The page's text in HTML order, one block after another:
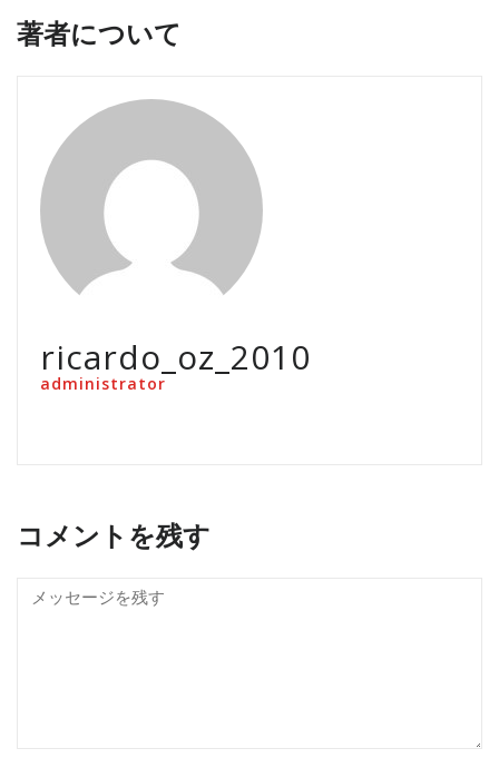
著者について
ricardo_oz_2010
administrator
コメントを残す